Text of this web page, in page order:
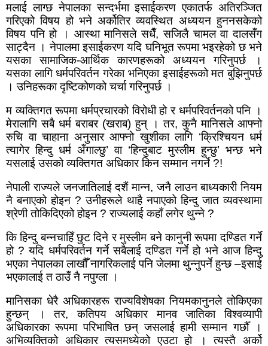
मलाई लाग्छ नेपालका सन्दर्भमा इसाईकरण एकातर्फ अतिरञ्जित
गरिएको विषय हो भने अर्कोतिर व्यवस्थित अध्ययन हुननसकेको
विषय पनि हो । आस्था मानिसले सधैँ,सजिलै चामल वा दालसँग
साट्दैन । नेपालमा इसाईकरण यदि घनिभूत रूपमा भइरहेको छ भने
यसका सामाजिक-आर्थिक कारणहरूको अध्ययन गरिनुपर्छ ।
यसका लागि धर्मपरिवर्तन गरेका भनिएका इसाईहरूको मत बुझिनुपर्छ
। उनिहरूका दृष्टिकोणको चर्चा गरिनुपर्छ ।
म व्यक्तिगत रूपमा धर्मप्रचारको विरोधी हो र धर्मपरिवर्तनको पनि ।
मेरालागि सबै धर्म बराबर (खराब) हुन् । तर,कुनै मानिसले आफ्नो
रुचि वा चाहाना अनुसार आफ्नो खुशीका लागि ‘क्रिश्चियन धर्म
त्यागेर हिन्दु धर्म अँगाल्छु’वा‘हिन्दुबाट मुस्लीम हुन्छु’ भन्छ भने
यसलाई उसको व्यक्तिगत अधिकार किन सम्मान नगर्ने ?!
नेपाली राज्यले जनजातिलाई दशैं मान्न, जनै लाउन बाध्यकारी नियम
नै बनाएको होइन ? उनीहरूले थाहै नपाएको हिन्दु जात व्यवस्थामा
श्रेणी तोकिदिएको होइन ? राज्यलाई कहाँ लगेर थुन्ने ?
कि हिन्दु बन्नचाहिँ छुट दिने र मुस्लीम बने कानुनी रूपमा दण्डित गर्ने
हो?यदि धर्मपरिवर्तन गर्ने सबैलाई दण्डित गर्ने हो भने आज हिन्दु
भएका नेपालका लाखौँ नागरिकलाई पनि जेलमा थुन्नुपर्ने हुन्छ–इसाई
भएकालाई त ठाउँ नै नपुग्ला ।
मानिसका धेरै अधिकारहरू राज्यविशेषका नियमकानुनले तोकिएका
हुन्छन् । तर,कतिपय अधिकार मानव जातिका विश्वव्यापी
अधिकारका रूपमा परिभाषित छन् जसलाई हामी सम्मान गर्छौँ ।
अभिव्यक्तिको अधिकार त्यसमध्येको एउटा हो । त्यस्तै अर्को